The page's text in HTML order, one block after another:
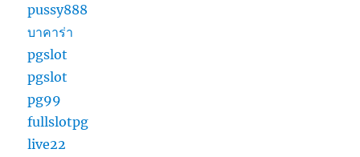
pussy888
บาคาร่า
pgslot
pgslot
pg99
fullslotpg
live22